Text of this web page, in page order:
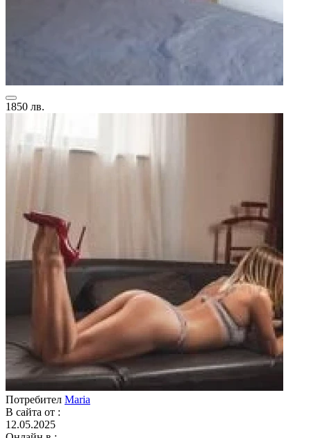
1850 лв.
Потребител Maria
В сайта от :
12.05.2025